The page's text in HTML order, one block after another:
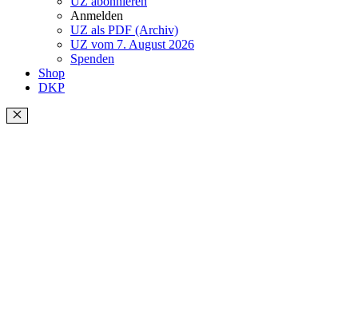
Anmelden
UZ als PDF (Archiv)
UZ vom 7. August 2026
Spenden
Shop
DKP
Schließen